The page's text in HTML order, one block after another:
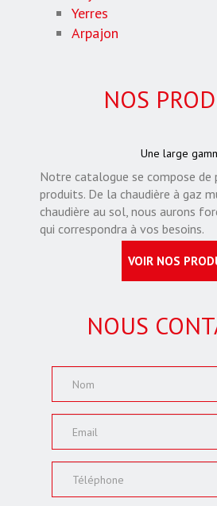
Yerres
Arpajon
NOS
Une large
Notre catalogue se compose de
produits. De la chaudière à gaz
chaudière au sol, nous aurons
qui correspondra à vos besoins.
VOIR NOS
NOUS